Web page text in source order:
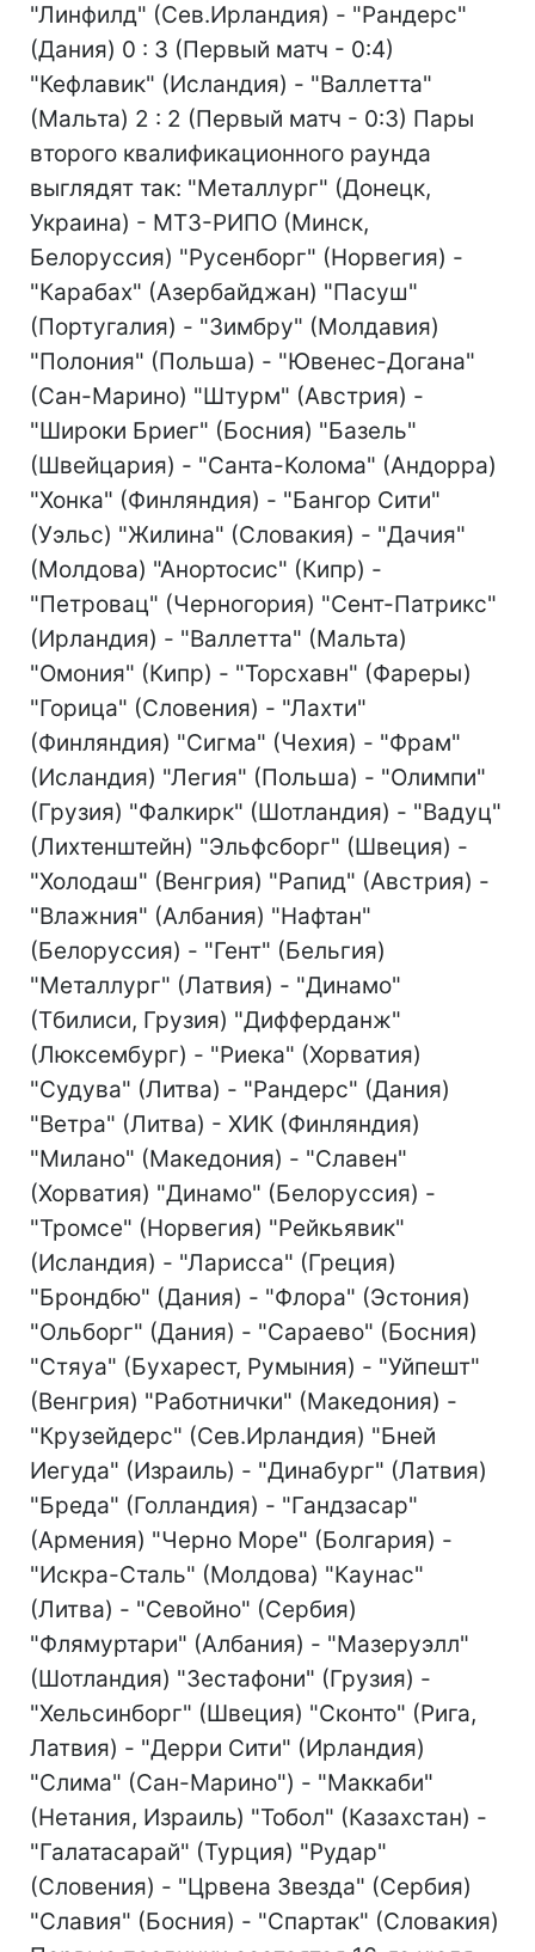
"Линфилд" (Сев.Ирландия) - "Рандерс"
(Дания) 0 : 3 (Первый матч - 0:4)
"Кефлавик" (Исландия) - "Валлетта"
(Мальта) 2 : 2 (Первый матч - 0:3) Пары
второго квалификационного раунда
выглядят так: "Металлург" (Донецк,
Украина) - МТЗ-РИПО (Минск,
Белоруссия) "Русенборг" (Норвегия) -
"Карабах" (Азербайджан) "Пасуш"
(Португалия) - "Зимбру" (Молдавия)
"Полония" (Польша) - "Ювенес-Догана"
(Сан-Марино) "Штурм" (Австрия) -
"Широки Бриег" (Босния) "Базель"
(Швейцария) - "Санта-Колома" (Андорра)
"Хонка" (Финляндия) - "Бангор Сити"
(Уэльс) "Жилина" (Словакия) - "Дачия"
(Молдова) "Анортосис" (Кипр) -
"Петровац" (Черногория) "Сент-Патрикс"
(Ирландия) - "Валлетта" (Мальта)
"Омония" (Кипр) - "Торсхавн" (Фареры)
"Горица" (Словения) - "Лахти"
(Финляндия) "Сигма" (Чехия) - "Фрам"
(Исландия) "Легия" (Польша) - "Олимпи"
(Грузия) "Фалкирк" (Шотландия) - "Вадуц"
(Лихтенштейн) "Эльфсборг" (Швеция) -
"Холодаш" (Венгрия) "Рапид" (Австрия) -
"Влажния" (Албания) "Нафтан"
(Белоруссия) - "Гент" (Бельгия)
"Металлург" (Латвия) - "Динамо"
(Тбилиси, Грузия) "Дифферданж"
(Люксембург) - "Риека" (Хорватия)
"Судува" (Литва) - "Рандерс" (Дания)
"Ветра" (Литва) - ХИК (Финляндия)
"Милано" (Македония) - "Славен"
(Хорватия) "Динамо" (Белоруссия) -
"Тромсе" (Норвегия) "Рейкьявик"
(Исландия) - "Ларисса" (Греция)
"Брондбю" (Дания) - "Флора" (Эстония)
"Ольборг" (Дания) - "Сараево" (Босния)
"Стяуа" (Бухарест, Румыния) - "Уйпешт"
(Венгрия) "Работнички" (Македония) -
"Крузейдерс" (Сев.Ирландия) "Бней
Иегуда" (Израиль) - "Динабург" (Латвия)
"Бреда" (Голландия) - "Гандзасар"
(Армения) "Черно Море" (Болгария) -
"Искра-Сталь" (Молдова) "Каунас"
(Литва) - "Севойно" (Сербия)
"Флямуртари" (Албания) - "Мазеруэлл"
(Шотландия) "Зестафони" (Грузия) -
"Хельсинборг" (Швеция) "Сконто" (Рига,
Латвия) - "Дерри Сити" (Ирландия)
"Слима" (Сан-Марино") - "Маккаби"
(Нетания, Израиль) "Тобол" (Казахстан) -
"Галатасарай" (Турция) "Рудар"
(Словения) - "Црвена Звезда" (Сербия)
"Славия" (Босния) - "Спартак" (Словакия)